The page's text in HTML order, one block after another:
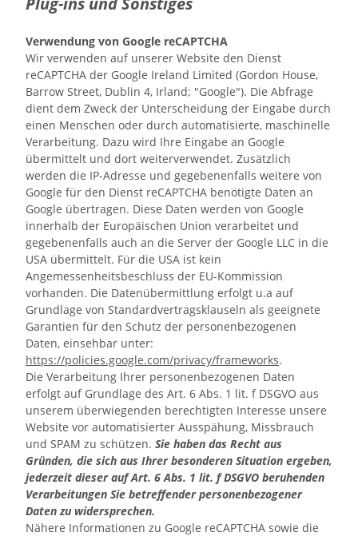
Verwendung von Google reCAPTCHA
Wir verwenden auf unserer Website den Dienst
reCAPTCHA der Google Ireland Limited (Gordon House,
Barrow Street, Dublin 4, Irland; "Google"). Die Abfrage
dient dem Zweck der Unterscheidung der Eingabe durch
einen Menschen oder durch automatisierte, maschinelle
Verarbeitung. Dazu wird Ihre Eingabe an Google
übermittelt und dort weiterverwendet. Zusätzlich
werden die IP-Adresse und gegebenenfalls weitere von
Google für den Dienst reCAPTCHA benötigte Daten an
Google übertragen. Diese Daten werden von Google
innerhalb der Europäischen Union verarbeitet und
gegebenenfalls auch an die Server der Google LLC in die
USA übermittelt. Für die USA ist kein
Angemessenheitsbeschluss der EU-Kommission
vorhanden. Die Datenübermittlung erfolgt u.a auf
Grundlage von Standardvertragsklauseln als geeignete
Garantien für den Schutz der personenbezogenen
Daten, einsehbar unter:
https://policies.google.com/privacy/frameworks.
Die Verarbeitung Ihrer personenbezogenen Daten
erfolgt auf Grundlage des Art. 6 Abs. 1 lit. f DSGVO aus
unserem überwiegenden berechtigten Interesse unsere
Website vor automatisierter Ausspähung, Missbrauch
und SPAM zu schützen. Sie haben das Recht aus
Gründen, die sich aus Ihrer besonderen Situation ergeben,
jederzeit dieser auf Art. 6 Abs. 1 lit. f DSGVO beruhenden
Verarbeitungen Sie betreffender personenbezogener
Daten zu widersprechen.
Nähere Informationen zu Google reCAPTCHA sowie die